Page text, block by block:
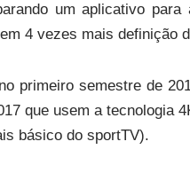
um aplicativo
4 vezes mais definição
primeiro semestre de
que usem a tecnologia
básico do sportTV).